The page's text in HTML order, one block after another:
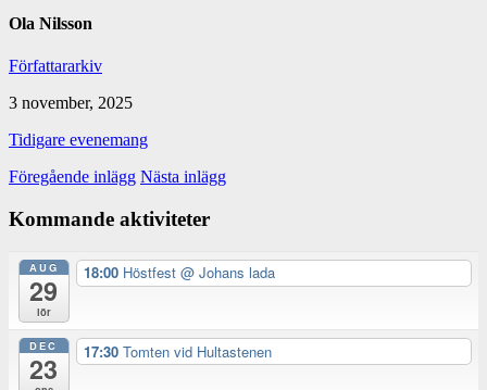
Ola Nilsson
Författararkiv
3 november, 2025
Tidigare evenemang
Föregående inlägg Nästa inlägg
Kommande aktiviteter
AUG
29
lör
18:00 Höstfest @ Johans lada
DEC
23
17:30 Tomten vid Hultastenen